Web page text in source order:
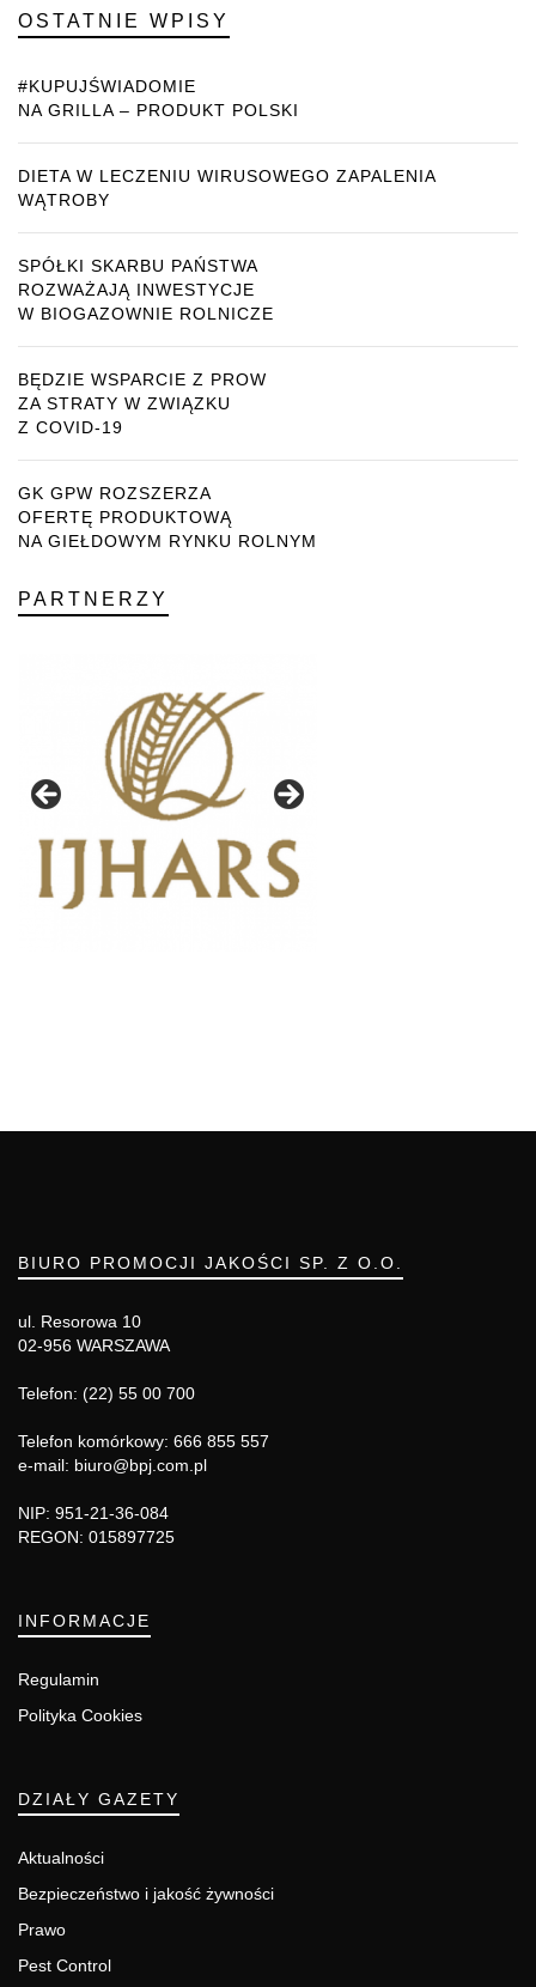
OSTATNIE WPISY
#KUPUJŚWIADOMIE
NA GRILLA – PRODUKT POLSKI
DIETA W LECZENIU WIRUSOWEGO ZAPALENIA
WĄTROBY
SPÓŁKI SKARBU PAŃSTWA
ROZWAŻAJĄ INWESTYCJE
W BIOGAZOWNIE ROLNICZE
BĘDZIE WSPARCIE Z PROW
ZA STRATY W ZWIĄZKU
Z COVID-19
GK GPW ROZSZERZA
OFERTĘ PRODUKTOWĄ
NA GIEŁDOWYM RYNKU ROLNYM
PARTNERZY
BIURO PROMOCJI JAKOŚCI SP. Z O.O.
ul. Resorowa 10
02-956 WARSZAWA
Telefon: (22) 55 00 700
Telefon komórkowy: 666 855 557
e-mail: biuro@bpj.com.pl
NIP: 951-21-36-084
REGON: 015897725
INFORMACJE
Regulamin
Polityka Cookies
DZIAŁY GAZETY
Aktualności
Bezpieczeństwo i jakość żywności
Prawo
Pest Control